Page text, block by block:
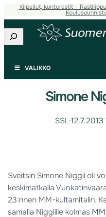
Kilpailut, kuntorastit – Rastilippu
Etsi
VALIKKO
Simone
SSL·12.7.2013
Sveitsin Simone Niggli oli
keskimatkalla
23:nnen MM-kultamitalin.
samalla Nigglille kolmas